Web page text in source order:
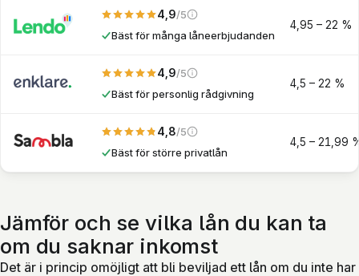
4,9/5
Vårt eget betyg. Vägt på kostnad, utbetalning och
Bäst för många låneerbjudanden
4,95 – 22 %
4,9/5
Vårt eget betyg. Vägt på kostnad, utbetalning och
Bäst för personlig rådgivning
4,5 – 22 %
4,8/5
Vårt eget betyg. Vägt på kostnad, utbetalning och
Bäst för större privatlån
4,5 – 21,99
Jämför och se vilka lån du kan ta
om du saknar inkomst
Det är i princip omöjligt att bli beviljad ett lån om du inte har